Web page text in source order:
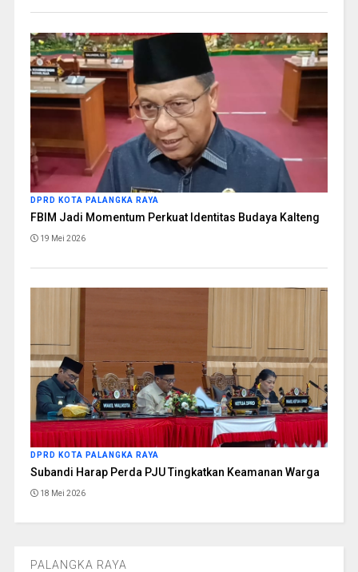
DPRD KOTA PALANGKA RAYA
FBIM Jadi Momentum Perkuat Identitas Budaya Kalteng
19 Mei 2026
DPRD KOTA PALANGKA RAYA
Subandi Harap Perda PJU Tingkatkan Keamanan Warga
18 Mei 2026
PALANGKA RAYA